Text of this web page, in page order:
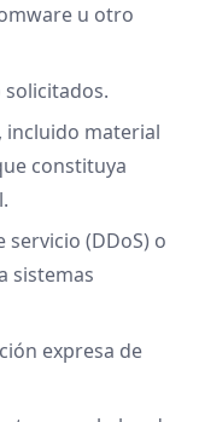
u otro
solicitados.
material
constituya
servicio (DDoS) o
sistemas
expresa de